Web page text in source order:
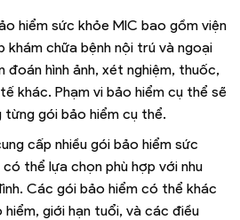
hiểm sức khỏe MIC bao gồm viện
chữa bệnh nội trú và ngoại
đoán hình ảnh, xét nghiệm, thuốc,
khác. Phạm vi bảo hiểm cụ thể sẽ
gói bảo hiểm cụ thể.
cấp nhiều gói bảo hiểm sức
thể lựa chọn phù hợp với nhu
Các gói bảo hiểm có thể khác
giới hạn tuổi, và các điều